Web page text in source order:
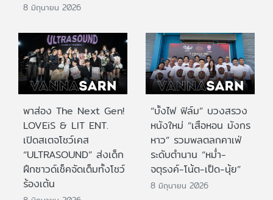
8 มิถุนายน 2026
พาส่อง The Next Gen!
LOVEiS & LIT ENT.
เปิดสเตจโชว์เคส
“ULTRASOUND” ส่งเด็ก
ฝึกซาวด์เช็คจัดเต็มทั้งโชว์
ร้องเต้น
“บั้งไฟ ฟิล์ม” บวงสรวง
หนังใหม่ “เสือหอน มังกร
หาว” รวมพลตลกคาเฟ่
ระดับตำนาน “หม่ำ-
จตุรงค์-โน้ต-เป็ด-นุ้ย”
8 มิถุนายน 2026